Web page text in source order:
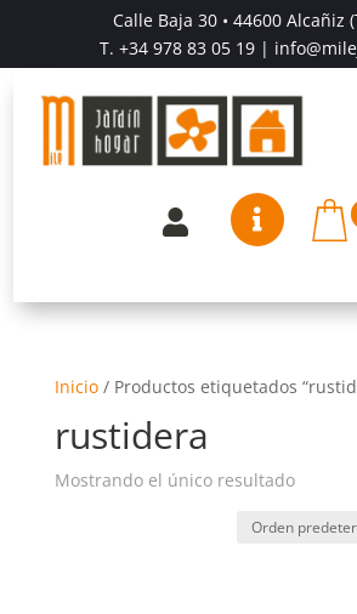
Calle Baja 30 • 44600 Alcañiz
T. +34 978 83 05 19|
 
Inicio/ Productos etiquetados
rustidera
Mostrando el único resultado